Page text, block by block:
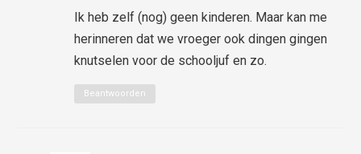
Ik heb zelf (nog) geen kinderen. Maar kan me
herinneren dat we vroeger ook dingen gingen
knutselen voor de schooljuf en zo.
Beantwoorden